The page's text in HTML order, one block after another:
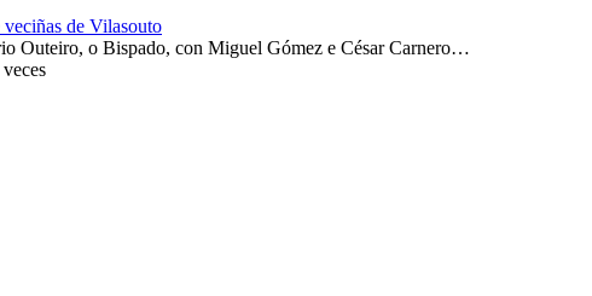
de Vilasouto
Outeiro, o Bispado, con Miguel Gómez e César Carnero…